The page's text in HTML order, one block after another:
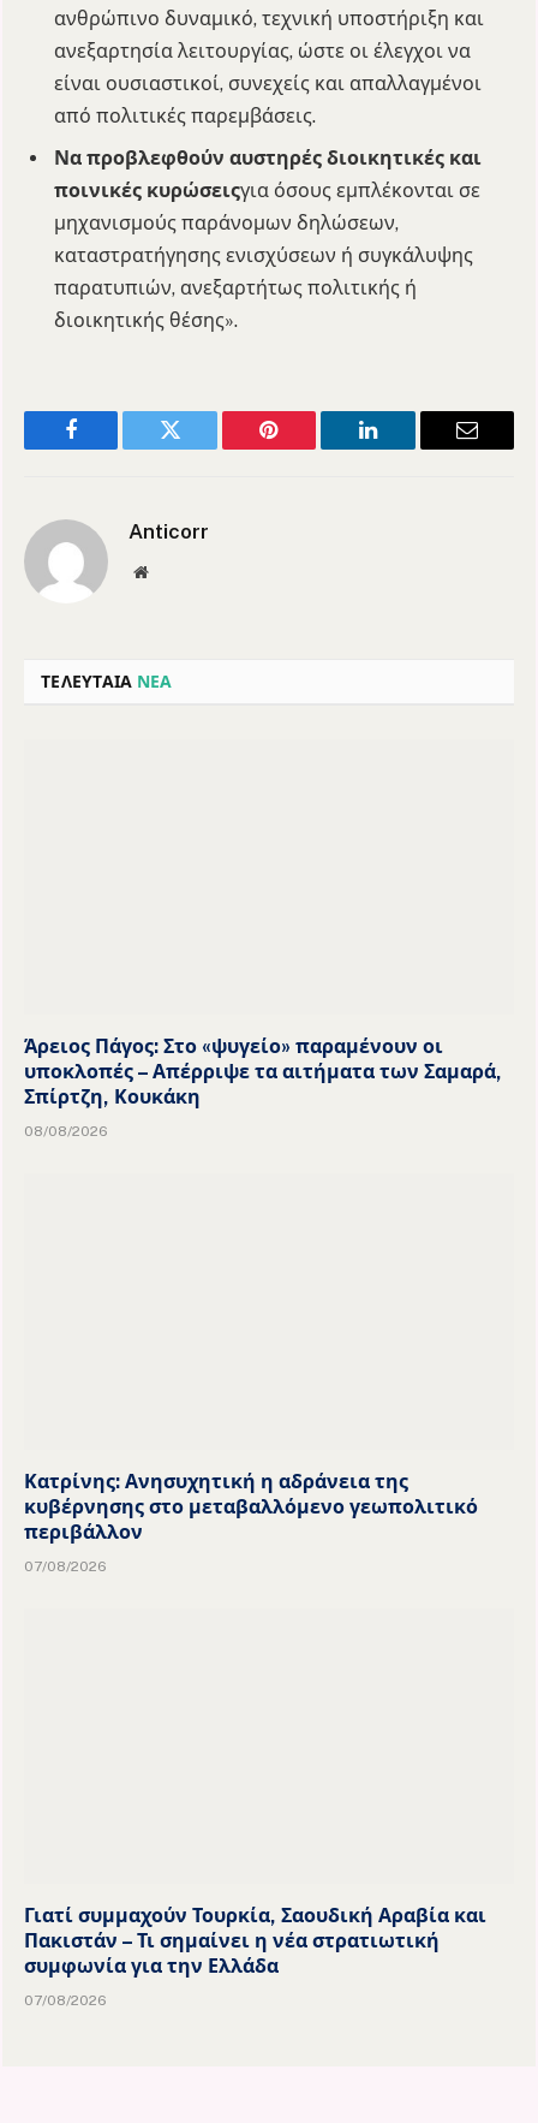
ανθρώπινο δυναμικό, τεχνική υποστήριξη και
ανεξαρτησία λειτουργίας, ώστε οι έλεγχοι να
είναι ουσιαστικοί, συνεχείς και απαλλαγμένοι
από πολιτικές παρεμβάσεις.
Να προβλεφθούν αυστηρές διοικητικές και
ποινικές κυρώσειςγια όσους εμπλέκονται σε
μηχανισμούς παράνομων δηλώσεων,
καταστρατήγησης ενισχύσεων ή συγκάλυψης
παρατυπιών, ανεξαρτήτως πολιτικής ή
διοικητικής θέσης».
Facebook Twitter Pinterest LinkedIn Email
Anticorr
Website
ΤΕΛΕΥΤΑΙΑ ΝΕΑ
Άρειος Πάγος: Στο «ψυγείο» παραμένουν οι
υποκλοπές – Απέρριψε τα αιτήματα των Σαμαρά,
Σπίρτζη, Κουκάκη
08/08/2026
Κατρίνης: Ανησυχητική η αδράνεια της
κυβέρνησης στο μεταβαλλόμενο γεωπολιτικό
περιβάλλον
07/08/2026
Γιατί συμμαχούν Τουρκία, Σαουδική Αραβία και
Πακιστάν – Τι σημαίνει η νέα στρατιωτική
συμφωνία για την Ελλάδα
07/08/2026